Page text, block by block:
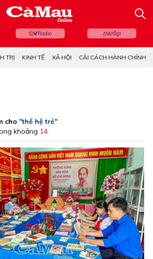
Radio ភាសាខ្មែរ
TRỊ KINH TẾ XÃ HỘI CẢI CÁCH HÀNH CHÍNH
cho "thể hệ trẻ"
khoảng 14